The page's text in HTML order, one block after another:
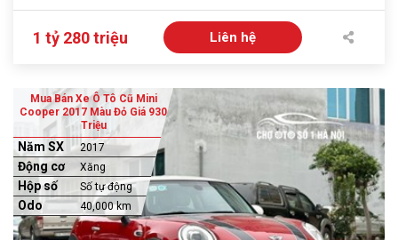
1 tỷ 280 triệu Liên hệ
Mua Bán Xe Ô Tô Cũ Mini
Cooper 2017 Màu Đỏ Giá 930
Triệu
Năm SX 2017
Động cơ Xăng
Hộp số Số tự động
Odo 40,000 km